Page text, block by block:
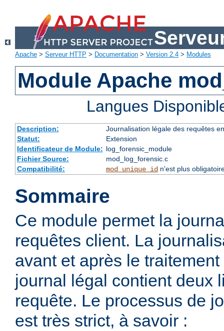
Apache > Serveur HTTP > Documentation > Version 2.4 > Modules
Module Apache
Langues
Description:
Journalisation légale des requêtes
Statut:
Extension
Identificateur de Module: log_forensic_module
Fichier Source:
mod_log_forensic.c
Compatibilité:
mod_unique_idn'est plus
Sommaire
Ce module permet la
requêtes client. La
avant et après le
journal légal contient deux
requête. Le processus de
est très strict, à savoir :